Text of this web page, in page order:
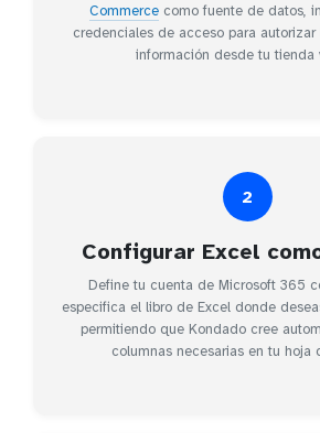
Commerce como fuente de datos,
credenciales de acceso para
información desde tu tienda
2
Configurar Excel
Define tu cuenta de Microsoft 365
especifica el libro de Excel donde
permitiendo que Kondado cree
columnas necesarias en tu hoja